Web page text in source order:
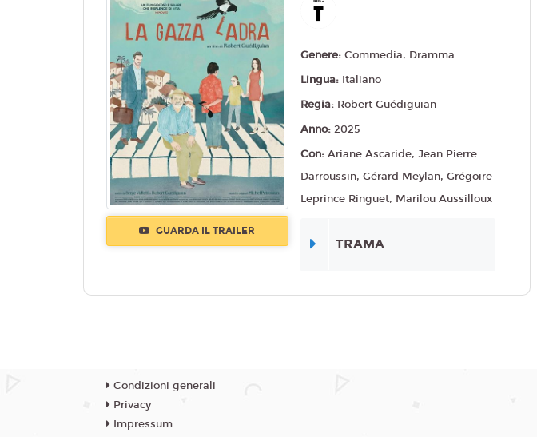
GUARDA IL TRAILER
Genere:Commedia, Dramma
Lingua: Italiano
Regia: Robert Guédiguian
Anno:2025
Con:Ariane Ascaride, Jean Pierre
Darroussin, Gérard Meylan, Grégoire
Leprince Ringuet, Marilou Aussilloux
TRAMA
Condizioni generali
Privacy
Impressum